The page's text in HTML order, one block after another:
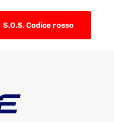
S.O.S. Codice rosso